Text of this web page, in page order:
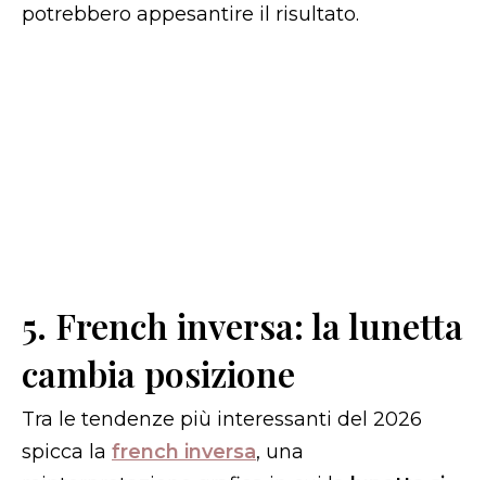
potrebbero appesantire il risultato.
5. French inversa: la lunetta
cambia posizione
Tra le tendenze più interessanti del 2026
spicca la french inversa, una